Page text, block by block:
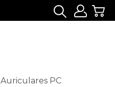
Auriculares PC